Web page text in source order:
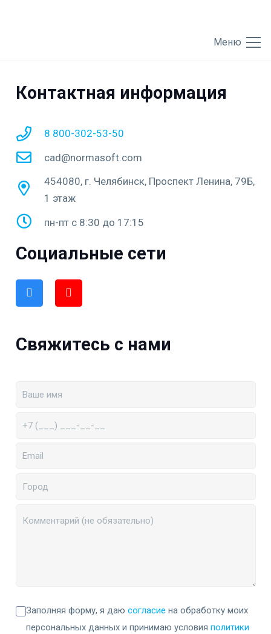
Меню
Контактная информация
8 800-302-53-50
cad@normasoft.com
454080, г. Челябинск, Проспект Ленина, 79Б,
1 этаж
пн-пт с 8:30 до 17:15
Социальные сети
Свяжитесь с нами
Заполняя форму, я даю согласие на обработку моих
персональных данных и принимаю условия политики